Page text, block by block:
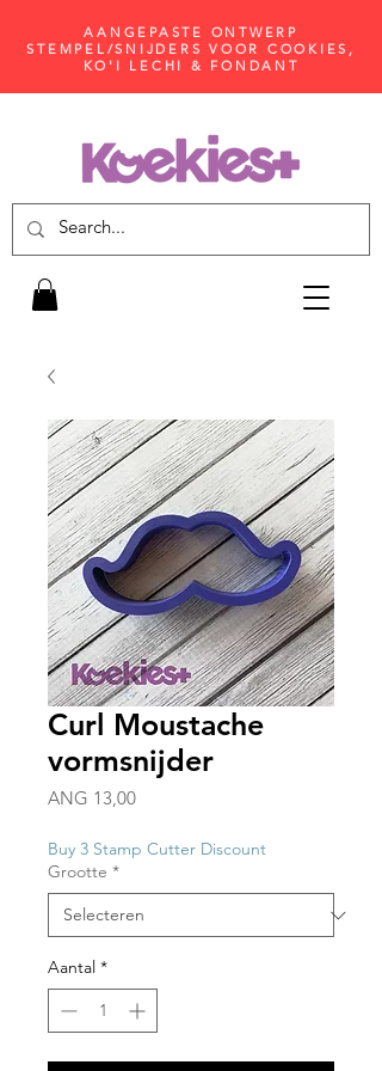
AANGEPASTE ONTWERP
STEMPEL/SNIJDERS VOOR COOKIES,
KO'I LECHI & FONDANT
Curl Moustache
vormsnijder
ANG 13,00Prijs
Buy 3 Stamp Cutter Discount
Grootte *
Aantal *